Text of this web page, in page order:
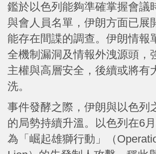
鑑於以色列能夠準確掌握會議
與會人員名單，伊朗方面已展
能存在間諜的調查。伊朗情報
全機制漏洞及情報外洩源頭，
主權與高層安全，後續或將有
洗。
事件發酵之際，伊朗與以色列
的局勢持續升溫。以色列在6
為「崛起雄獅行動」（